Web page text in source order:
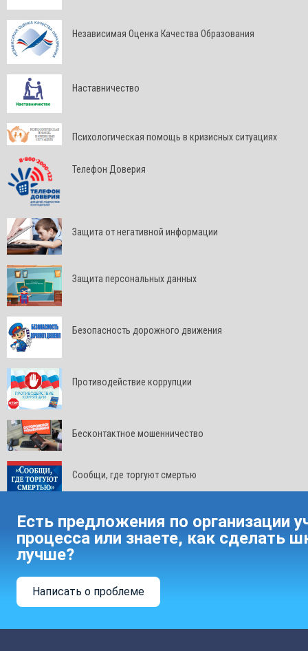
Независимая Оценка Качества Образования
Наставничество
Психологическая помощь в кризисных ситуациях
Телефон Доверия
Защита от негативной информации
Защита персональных данных
Безопасность дорожного движения
Противодействие коррупции
Бесконтактное мошенничество
Сообщи, где торгуют смертью
Есть предложения по организации
процесса или знаете, как сделать
лучше?
Написать о проблеме